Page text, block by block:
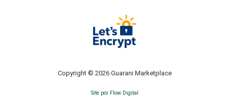
Copyright © 2026 Guarani Marketplace
Site por Flow Digital